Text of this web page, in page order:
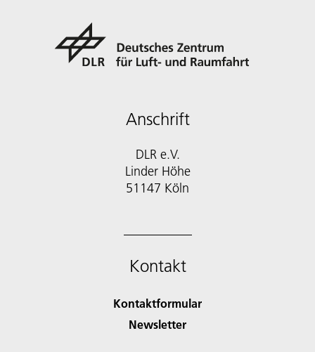
Anschrift
DLR e.V.
Linder Höhe
51147 Köln
Kontakt
Kontaktformular
Newsletter